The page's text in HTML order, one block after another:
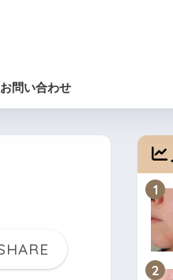
お問い合わせ
1
2